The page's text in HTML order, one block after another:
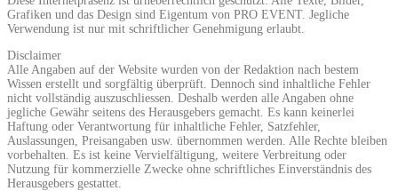
Grafiken und das Design sind Eigentum von PRO EVENT. Jegliche
Verwendung ist nur mit schriftlicher Genehmigung erlaubt.
Disclaimer
Alle Angaben auf der Website wurden von der Redaktion nach bestem
Wissen erstellt und sorgfältig überprüft. Dennoch sind inhaltliche Fehler
nicht vollständig auszuschliessen. Deshalb werden alle Angaben ohne
jegliche Gewähr seitens des Herausgebers gemacht. Es kann keinerlei
Haftung oder Verantwortung für inhaltliche Fehler, Satzfehler,
Auslassungen, Preisangaben usw. übernommen werden. Alle Rechte bleiben
vorbehalten. Es ist keine Vervielfältigung, weitere Verbreitung oder
Nutzung für kommerzielle Zwecke ohne schriftliches Einverständnis des
Herausgebers gestattet.